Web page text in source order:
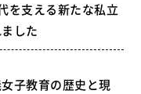
を支える新たな私立
した
子教育の歴史と現